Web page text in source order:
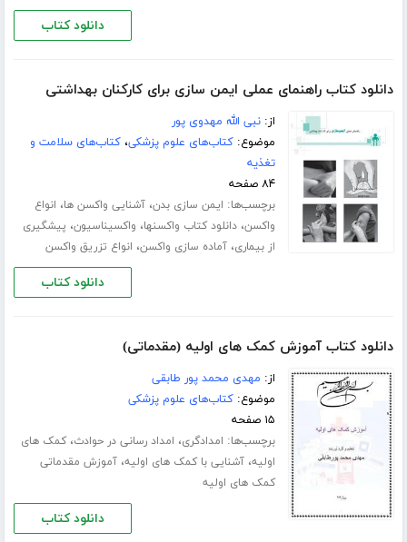
دانلود کتاب
دانلود کتاب راهنماى عملی ایمن سازی براى کارکنان بهداشتى
از:نبى الله مهدوى پور
موضوع:کتاب‌های علوم پزشکی،کتاب‌های سلامت و
تغذیه
۸۴ صفحه
برچسب‌ها: ایمن سازی بدن،آشنایی واکسن ها، انواع
واکسن،دانلود کتاب واکسنها، واکسیناسیون، پیشگیری
از بیماری،آماده سازی واکسن، انواع تزریق واکسن
دانلود کتاب
دانلود کتاب آموزش کمک های اولیه (مقدماتی)
از: مهدی محمد پور طابقی
موضوع:کتاب‌های علوم پزشکی
۱۵ صفحه
برچسب‌ها: امدادگری، امداد رسانی در حوادث،کمک های
اولیه،آشنایی با کمک های اولیه،آموزش مقدماتی
کمک های اولیه
دانلود کتاب